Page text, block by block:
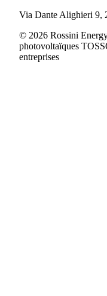
Via Dante Alighieri 9,
© 2026 Rossini
photovoltaïques
entreprises